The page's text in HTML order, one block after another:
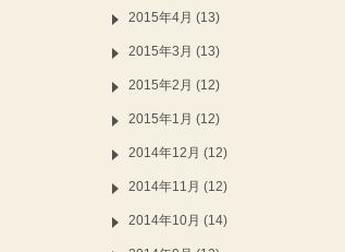
2015年4月 (13)
2015年3月 (13)
2015年2月 (12)
2015年1月 (12)
2014年12月 (12)
2014年11月 (12)
2014年10月 (14)